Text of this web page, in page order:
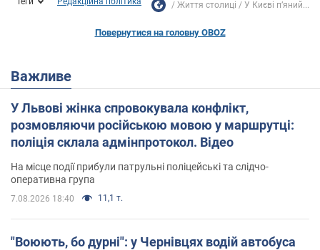
Життя столиці У Києві п’яний...
Повернутися на головну OBOZ
Важливе
У Львові жінка спровокувала конфлікт,
розмовляючи російською мовою у маршрутці:
поліція склала адмінпротокол. Відео
На місце події прибули патрульні поліцейські та слідчо-
оперативна група
7.08.2026 18:40 11,1 т.
"Воюють, бо дурні": у Чернівцях водій автобуса